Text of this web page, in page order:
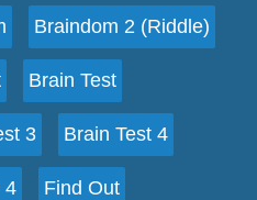
Braindom 2 (Riddle)
Brain Test
3 Brain Test 4
4 Find Out